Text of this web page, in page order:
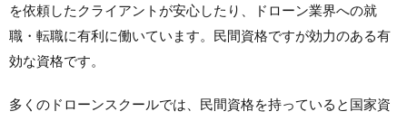
を依頼したクライアントが安心したり、ドローン業界への就
職・転職に有利に働いています。民間資格ですが効力のある有
効な資格です。
多くのドローンスクールでは、民間資格を持っていると国家資